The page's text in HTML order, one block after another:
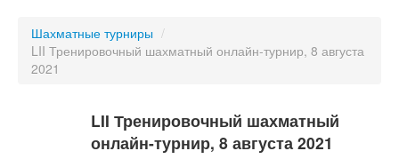
Олимпиады
Конкурсы
Шахматные турниры /
LII Тренировочный шахматный онлайн-турнир, 8 августа
2021
LII Тренировочный шахматный
онлайн-турнир, 8 августа 2021